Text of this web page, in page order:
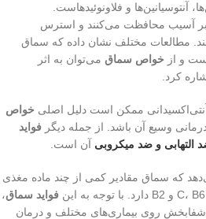
آنتوسیانین‌ها و فلاونوئیدهاست.
آسیب محافظت می‌کنند و استرس
مطالعات مختلف نشان داده که سماق
و از خواص سماق می‌توان به اثر
کرد.
ممکن است دلیل اصلی خواص
وسیع آن باشد. از جمله دیگر فواید
التهابی و ضد میکروبی آن است.
که سماق مقادیر کمی ‌از چند ماده مغذی
فواید سماق،
شفابخش روی بیماری‌های مختلف و درمان